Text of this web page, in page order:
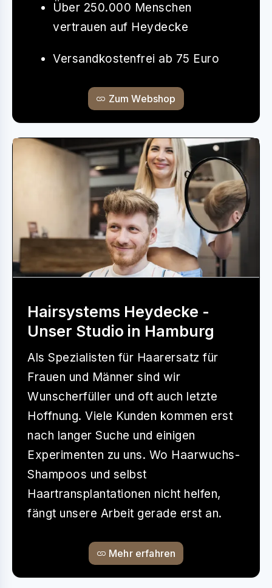
Über 250.000 Menschen
vertrauen auf Heydecke
Versandkostenfrei ab 75 Euro
Zum Webshop
Hairsystems Heydecke -
Unser Studio in Hamburg
Als Spezialisten für Haarersatz für
Frauen und Männer sind wir
Wunscherfüller und oft auch letzte
Hoffnung. Viele Kunden kommen erst
nach langer Suche und einigen
Experimenten zu uns. Wo Haarwuchs-
Shampoos und selbst
Haartransplantationen nicht helfen,
fängt unsere Arbeit gerade erst an.
Mehr erfahren